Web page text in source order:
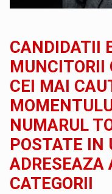
CANDIDATII
MUNCITORII
CEI MAI
NUMARUL
POSTATE IN
ADRESEAZA
CATEGORII